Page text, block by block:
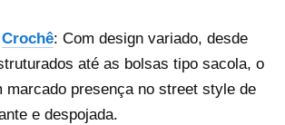
Crochê: Com design variado, desde
até as bolsas tipo sacola, o
marcado presença no street style de
e despojada.